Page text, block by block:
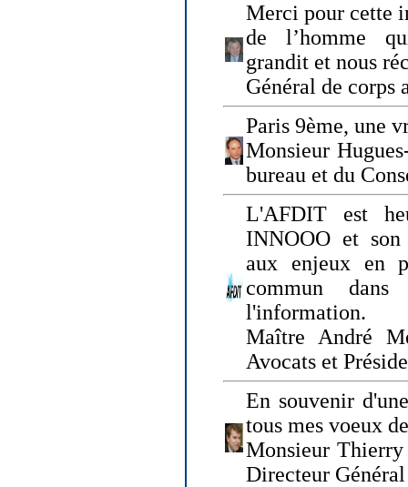
Merci pour cette
de l’homme
grandit et nous
Général de corps
Paris 9ème, une
Monsieur
bureau et du
L'AFDIT est
INNOOO et
aux enjeux en
commun
l'information.
Maître André
Avocats et
En souvenir
tous mes voeux
Monsieur
Directeur